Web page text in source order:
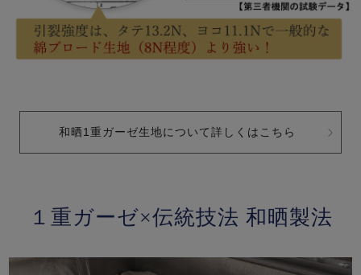
和晒1重ガーゼ生地について詳しくはこちら
１重ガーゼ×伝統技法 和晒製法